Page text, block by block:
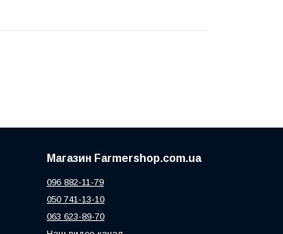
Магазин Farmershop.com.ua
096 882-11-79
050 741-13-10
063 623-89-70